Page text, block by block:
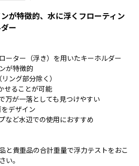
が特徴的、水に浮くフローティン
ー
ーター（浮き）を用いたキーホルダー
が特徴的
ング部分除く）
せることが可能
万が一落としても見つけやすい
をデザイン
など水辺での使用におすすめ
と貴重品の合計重量で浮力テストをおこ
い。